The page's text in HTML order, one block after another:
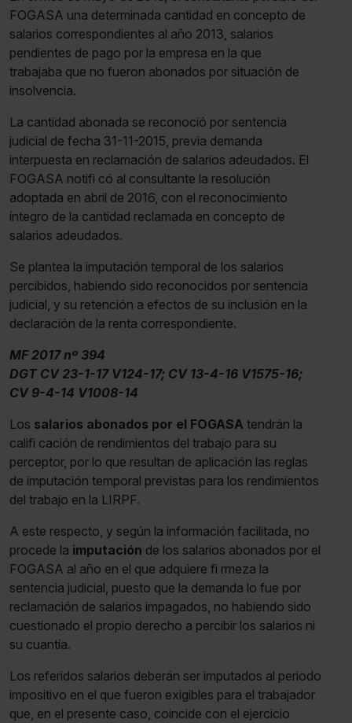
que sean indispensables para la navegación.
Saber más acerca de las cookies
FOGASA una determinada cantidad en concepto de
salarios correspondientes al año 2013, salarios
pendientes de pago por la empresa en la que
trabajaba que no fueron abonados por situación de
insolvencia.
La cantidad abonada se reconoció por sentencia
judicial de fecha 31-11-2015, previa demanda
interpuesta en reclamación de salarios adeudados. El
FOGASA notifi có al consultante la resolución
adoptada en abril de 2016, con el reconocimiento
íntegro de la cantidad reclamada en concepto de
salarios adeudados.
Se plantea la imputación temporal de los salarios
percibidos, habiendo sido reconocidos por sentencia
judicial, y su retención a efectos de su inclusión en la
declaración de la renta correspondiente.
MF 2017 nº 394
DGT CV 23-1-17 V124-17; CV 13-4-16 V1575-16;
CV 9-4-14 V1008-14
Los salarios abonados por el FOGASA tendrán la
califi cación de rendimientos del trabajo para su
perceptor, por lo que resultan de aplicación las reglas
de imputación temporal previstas para los rendimientos
del trabajo en la LIRPF.
A este respecto, y según la información facilitada, no
procede la imputación de los salarios abonados por el
FOGASA al año en el que adquiere fi rmeza la
sentencia judicial, puesto que la demanda lo fue por
reclamación de salarios impagados, no habiendo sido
cuestionado el propio derecho a percibir los salarios ni
su cuantía.
Los referidos salarios deberán ser imputados al periodo
impositivo en el que fueron exigibles para el trabajador
que, en el presente caso, coincide con el ejercicio